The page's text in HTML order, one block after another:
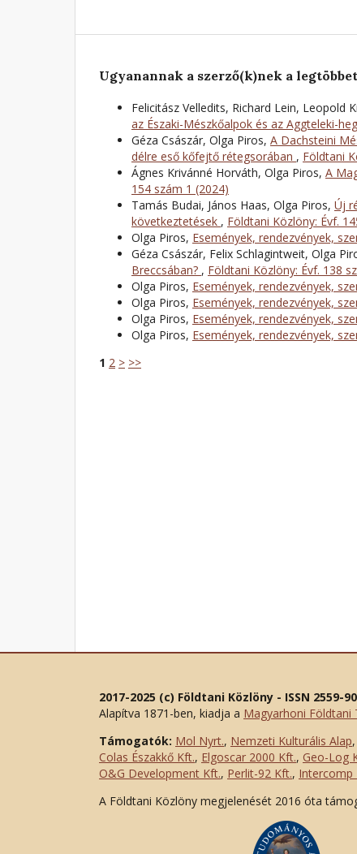
Ugyanannak a szerző(k)nek a
Felicitász Velledits, Richard Lein, Leopold
az Északi-Mészkőalpok és az Aggteleki-
Géza Császár, Olga Piros, A Dachsteini
délre eső kőfejtő rétegsorában , Földtani
Ágnes Krivánné Horváth, Olga Piros, A
154 szám 1 (2024)
Tamás Budai, János Haas, Olga Piros, Új
következtetések , Földtani Közlöny: Évf.
Olga Piros, Események, rendezvények,
Géza Császár, Felix Schlagintweit, Olga
Breccsában? , Földtani Közlöny: Évf. 138
Olga Piros, Események, rendezvények,
Olga Piros, Események, rendezvények,
Olga Piros, Események, rendezvények,
Olga Piros, Események, rendezvények,
1 2 > >>
2017-2025 (c) Földtani Közlöny - ISSN 2559-
Alapítva 1871-ben, kiadja a Magyarhoni Földtani
Támogatók: Mol Nyrt., Nemzeti Kulturális Alap,
Colas Északkő Kft., Elgoscar 2000 Kft., Geo-Log
O&G Development Kft., Perlit-92 Kft., Intercomp
A Földtani Közlöny megjelenését 2016 óta